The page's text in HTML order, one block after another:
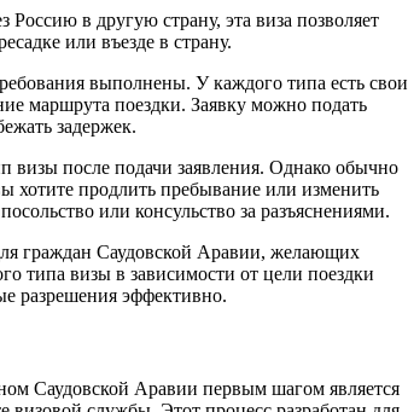
Россию в другую страну, эта виза позволяет
или въезде в страну.
выполнены. У каждого типа есть свои
маршрута поездки. Заявку можно подать
задержек.
визы после подачи заявления. Однако обычно
хотите продлить пребывание или изменить
или консульство за разъяснениями.
граждан Саудовской Аравии, желающих
типа визы в зависимости от цели поездки
разрешения эффективно.
Саудовской Аравии первым шагом является